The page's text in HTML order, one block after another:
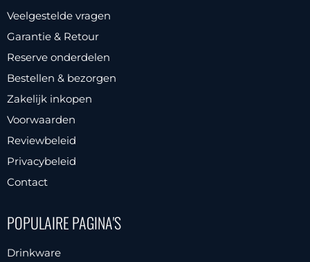
Veelgestelde vragen
Garantie & Retour
Reserve onderdelen
Bestellen & bezorgen
Zakelijk inkopen
Voorwaarden
Reviewbeleid
Privacybeleid
Contact
POPULAIRE PAGINA'S
Drinkware